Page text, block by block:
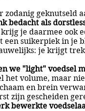
zodanig geknutseld
bedacht als
je daarmee ook
suikerpiek in je
je krijgt
we "light" voedsel
het volume, maar
en brein
zijn gescheiden
bewerkte